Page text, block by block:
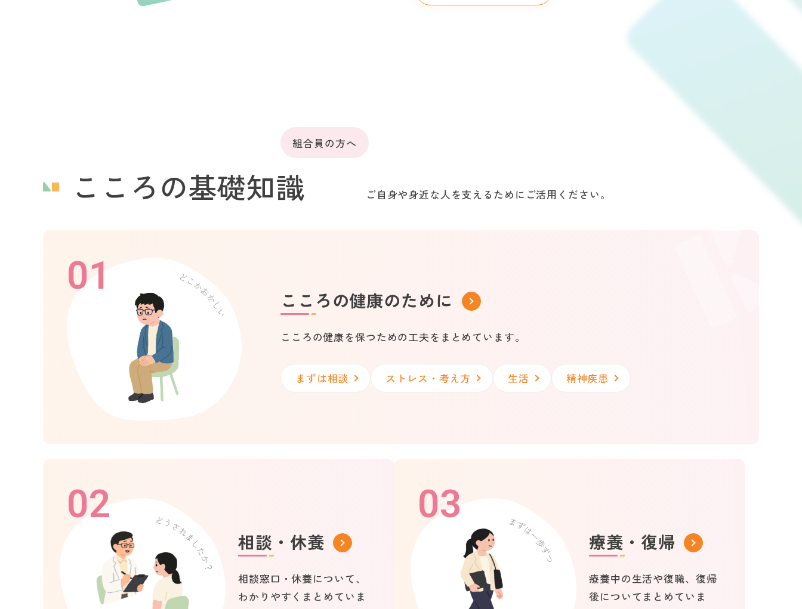
こころの基礎知識
組合員の方へ
ご自身や身近な人を支えるためにご活用ください。
01
こころの健康のために
こころの健康を保つための工夫をまとめています。
まずは相談 ストレス・考え方 生活 精神疾患
02
相談・休養
相談窓口・休養について、
わかりやすくまとめていま
03
療養・復帰
療養中の生活や復職、復帰
後についてまとめていま